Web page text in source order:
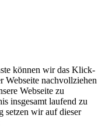
können wir das Klick-
Webseite nachvollziehen
Webseite zu
insgesamt laufend zu
setzen wir auf dieser